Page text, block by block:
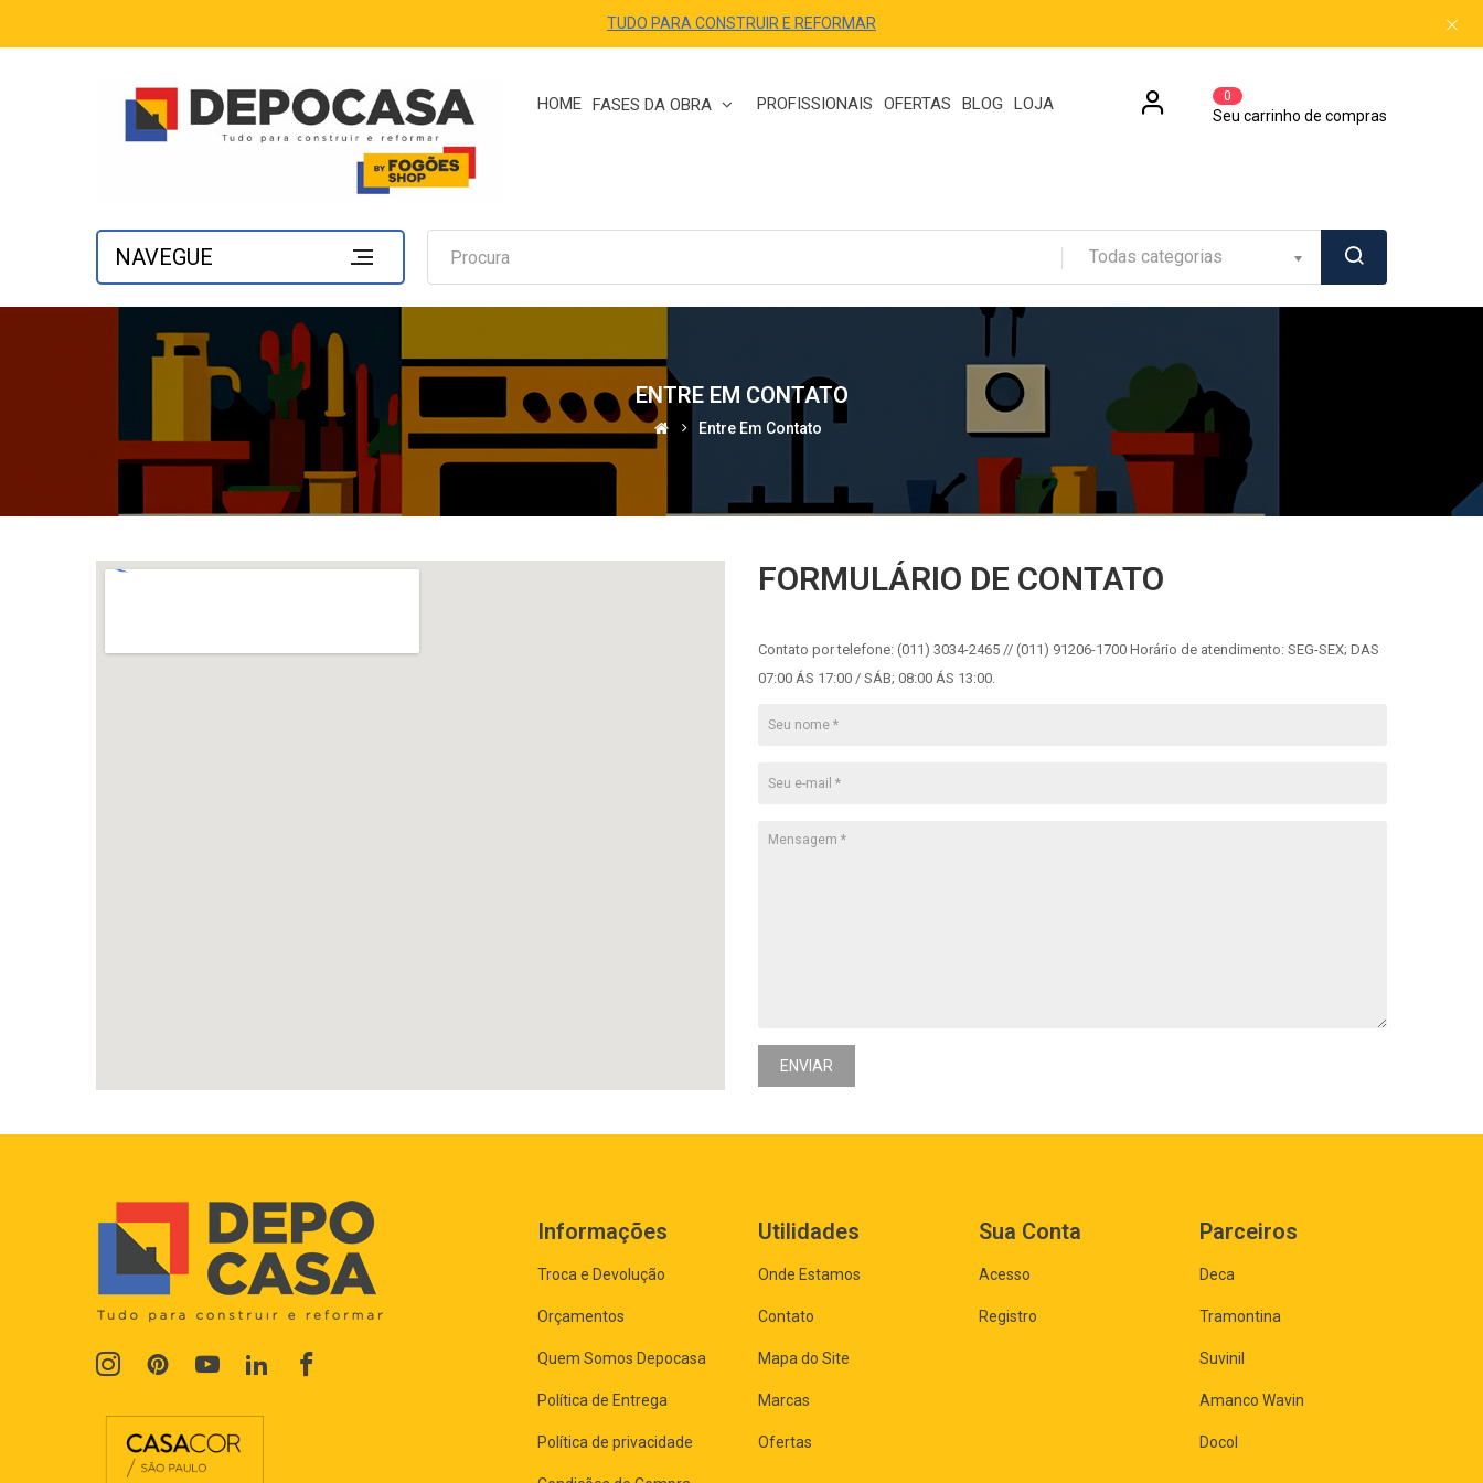
TUDO PARA CONSTRUIR E REFORMAR
HOME FASES DA OBRA PROFISSIONAIS OFERTAS BLOG LOJA
Seu carrinho de compras
0
NAVEGUE Todas categorias
ENTRE EM CONTATO
Entre Em Contato
FORMULÁRIO DE CONTATO
Contato por telefone: (011) 3034-2465 // (011) 91206-1700 Horário de atendimento: SEG-SEX; DAS
07:00 ÁS 17:00 / SÁB; 08:00 ÁS 13:00.
ENVIAR
Informações
Troca e Devolução
Orçamentos
Quem Somos Depocasa
Política de Entrega
Política de privacidade
Utilidades
Onde Estamos
Contato
Mapa do Site
Marcas
Ofertas
Sua Conta
Acesso
Registro
Parceiros
Deca
Tramontina
Suvinil
Amanco Wavin
Docol